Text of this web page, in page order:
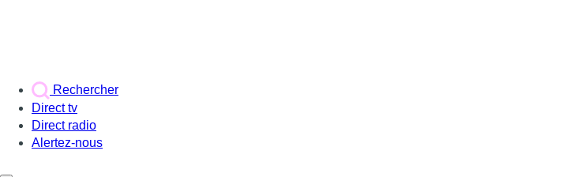
Rechercher
Direct tv
Direct radio
Alertez-nous